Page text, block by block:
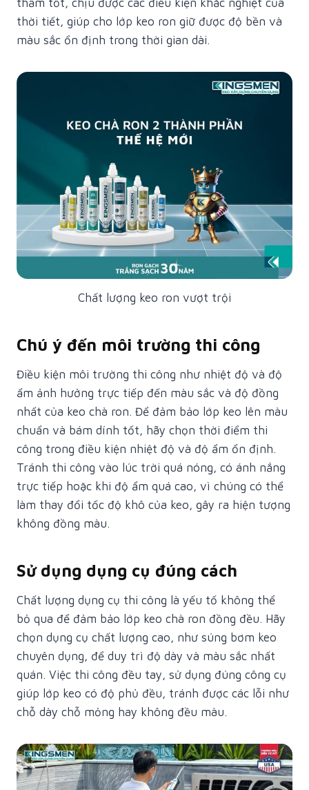
thấm tốt, chịu được các điều kiện khắc nghiệt của
thời tiết, giúp cho lớp keo ron giữ được độ bền và
màu sắc ổn định trong thời gian dài.
Chất lượng keo ron vượt trội
Chú ý đến môi trường thi công
Điều kiện môi trường thi công như nhiệt độ và độ
ẩm ảnh hưởng trực tiếp đến màu sắc và độ đồng
nhất của keo chà ron. Để đảm bảo lớp keo lên màu
chuẩn và bám dính tốt, hãy chọn thời điểm thi
công trong điều kiện nhiệt độ và độ ẩm ổn định.
Tránh thi công vào lúc trời quá nóng, có ánh nắng
trực tiếp hoặc khi độ ẩm quá cao, vì chúng có thể
làm thay đổi tốc độ khô của keo, gây ra hiện tượng
không đồng màu.
Sử dụng dụng cụ đúng cách
Chất lượng dụng cụ thi công là yếu tố không thể
bỏ qua để đảm bảo lớp keo chà ron đồng đều. Hãy
chọn dụng cụ chất lượng cao, như súng bơm keo
chuyên dụng, để duy trì độ dày và màu sắc nhất
quán. Việc thi công đều tay, sử dụng đúng công cụ
giúp lớp keo có độ phủ đều, tránh được các lỗi như
chỗ dày chỗ mỏng hay không đều màu.